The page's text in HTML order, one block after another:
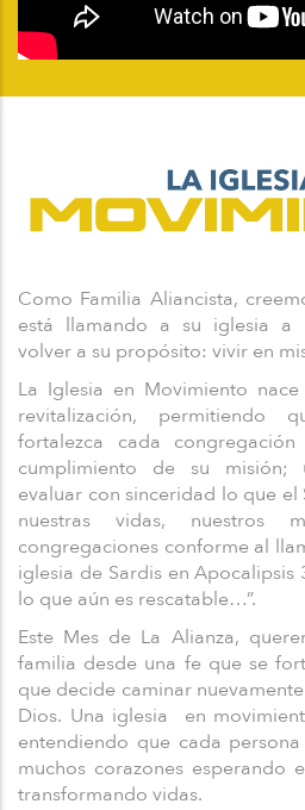
Como Familia Aliancista,
está llamando a su iglesia a
volver a su propósito: vivir en
La Iglesia en Movimiento
revitalización, permitiendo
fortalezca cada
cumplimiento de su misión;
evaluar con sinceridad lo que
nuestras vidas, nuestros
congregaciones conforme al
iglesia de Sardis en Apocalipsis
lo que aún es rescatable…”.
Este Mes de La Alianza,
familia desde una fe que se
que decide caminar
Dios. Una iglesia en
entendiendo que cada
muchos corazones esperando
transformando vidas.